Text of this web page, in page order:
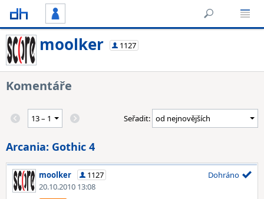
moolker 1127
Komentáře
Seřadit:
Arcania: Gothic 4
moolker
1127
20.10.2010 13:08
Dohráno